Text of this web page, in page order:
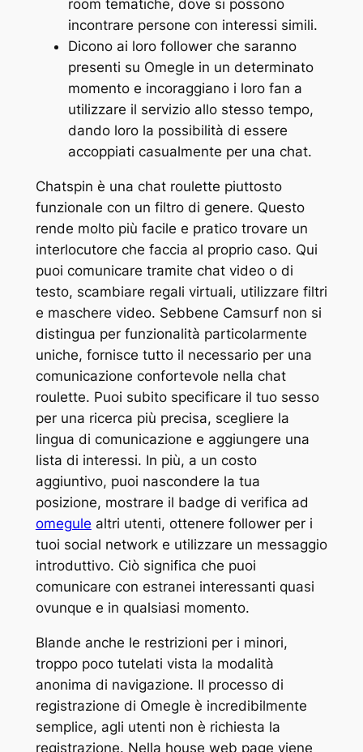
room tematiche, dove si possono
incontrare persone con interessi simili.
Dicono ai loro follower che saranno
presenti su Omegle in un determinato
momento e incoraggiano i loro fan a
utilizzare il servizio allo stesso tempo,
dando loro la possibilità di essere
accoppiati casualmente per una chat.
Chatspin è una chat roulette piuttosto
funzionale con un filtro di genere. Questo
rende molto più facile e pratico trovare un
interlocutore che faccia al proprio caso. Qui
puoi comunicare tramite chat video o di
testo, scambiare regali virtuali, utilizzare filtri
e maschere video. Sebbene Camsurf non si
distingua per funzionalità particolarmente
uniche, fornisce tutto il necessario per una
comunicazione confortevole nella chat
roulette. Puoi subito specificare il tuo sesso
per una ricerca più precisa, scegliere la
lingua di comunicazione e aggiungere una
lista di interessi. In più, a un costo
aggiuntivo, puoi nascondere la tua
posizione, mostrare il badge di verifica ad
omegule altri utenti, ottenere follower per i
tuoi social network e utilizzare un messaggio
introduttivo. Ciò significa che puoi
comunicare con estranei interessanti quasi
ovunque e in qualsiasi momento.
Blande anche le restrizioni per i minori,
troppo poco tutelati vista la modalità
anonima di navigazione. Il processo di
registrazione di Omegle è incredibilmente
semplice, agli utenti non è richiesta la
registrazione. Nella house web page viene